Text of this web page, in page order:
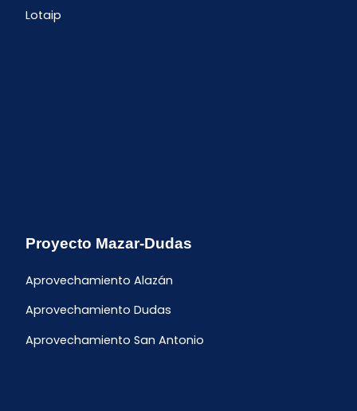
Lotaip
Proyecto Mazar-Dudas
Aprovechamiento Alazán
Aprovechamiento Dudas
Aprovechamiento San Antonio